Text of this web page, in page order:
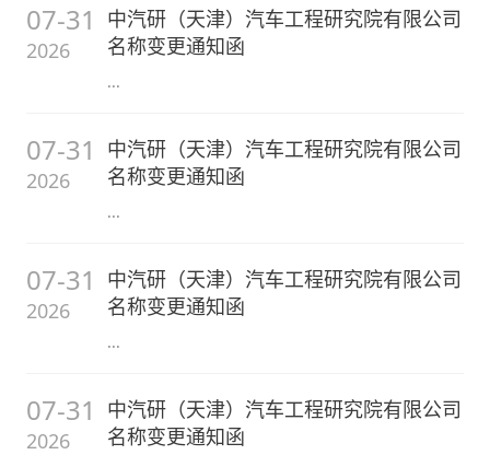
07-31
2026
中汽研（天津）汽车工程研究院有限公司
名称变更通知函
...
07-31
2026
中汽研（天津）汽车工程研究院有限公司
名称变更通知函
...
07-31
2026
中汽研（天津）汽车工程研究院有限公司
名称变更通知函
...
07-31
2026
中汽研（天津）汽车工程研究院有限公司
名称变更通知函